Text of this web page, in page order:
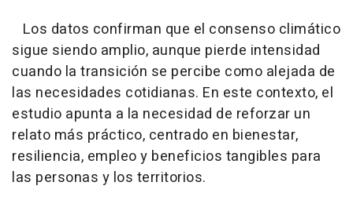
Los datos confirman que el consenso climático
sigue siendo amplio, aunque pierde intensidad
cuando la transición se percibe como alejada de
las necesidades cotidianas. En este contexto, el
estudio apunta a la necesidad de reforzar un
relato más práctico, centrado en bienestar,
resiliencia, empleo y beneficios tangibles para
las personas y los territorios.